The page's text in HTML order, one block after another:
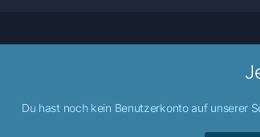
Du hast noch kein Benutzerkonto auf unserer